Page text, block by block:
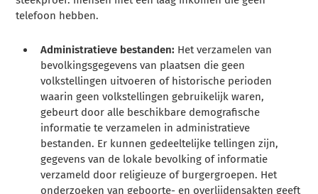
telefoon hebben.
Administratieve bestanden: Het verzamelen van
bevolkingsgegevens van plaatsen die geen
volkstellingen uitvoeren of historische perioden
waarin geen volkstellingen gebruikelijk waren,
gebeurt door alle beschikbare demografische
informatie te verzamelen in administratieve
bestanden. Er kunnen gedeeltelijke tellingen zijn,
gegevens van de lokale bevolking of informatie
verzameld door religieuze of burgergroepen. Het
onderzoeken van geboorte- en overlijdensakten geeft